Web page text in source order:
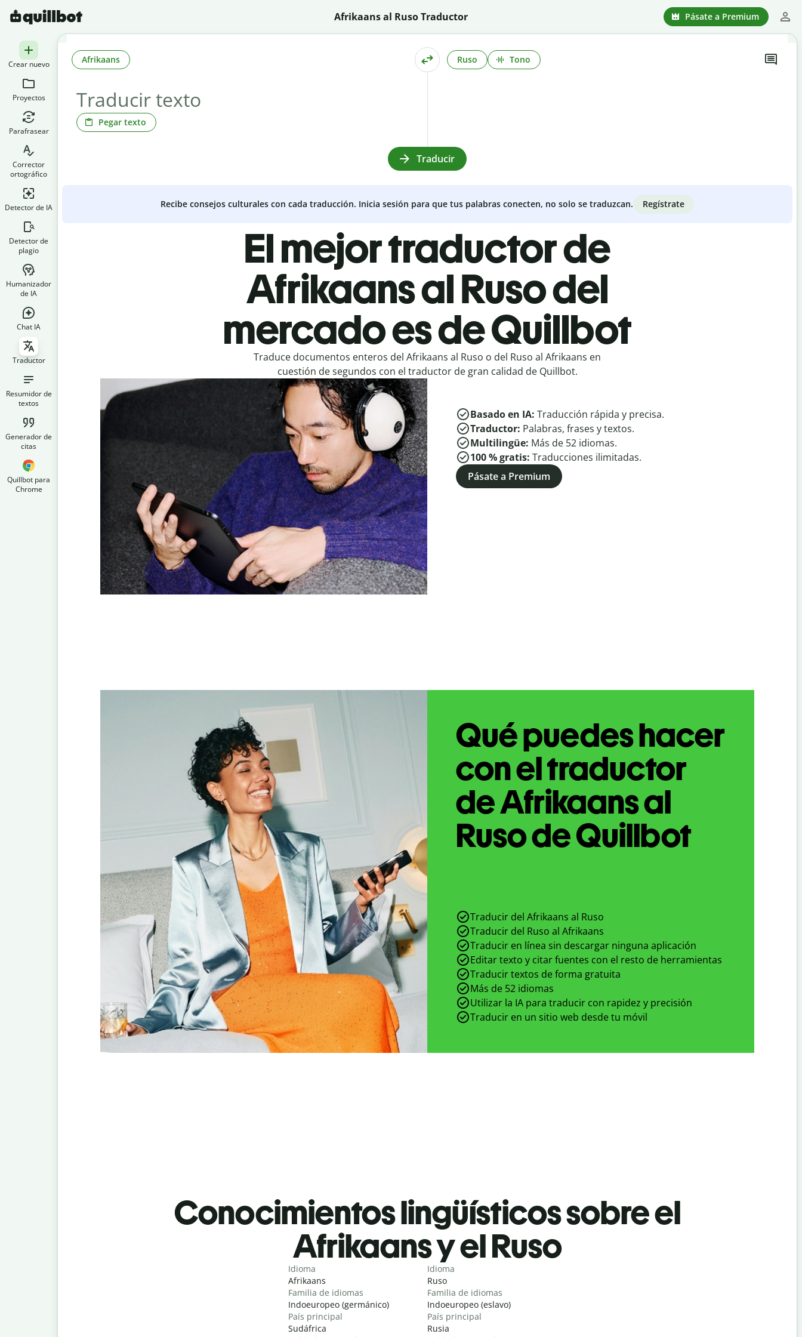
Afrikaans al Ruso Traductor Pásate a Premium
Crear nuevo
Proyectos
Parafrasear
Corrector
ortográfico
Detector de IA
Detector de
plagio
Humanizador
de IA
Chat IA
Traductor
Resumidor de
textos
Generador de
citas
Quillbot para
Chrome
Pegar texto
Afrikaans Ruso Tono
Traducir
Recibe consejos culturales con cada traducción. Inicia sesión para que tus palabras conecten, no solo se traduzcan. Regístrate
El mejor traductor de
Afrikaans al Ruso del
mercado es de Quillbot
Traduce documentos enteros del Afrikaans al Ruso o del Ruso al Afrikaans en
cuestión de segundos con el traductor de gran calidad de Quillbot.
Basado en IA: Traducción rápida y precisa.
Traductor: Palabras, frases y textos.
Multilingüe: Más de 52 idiomas.
100 % gratis: Traducciones ilimitadas.
Pásate a Premium
Qué puedes hacer
con el traductor
de Afrikaans al
Ruso de Quillbot
Traducir del Afrikaans al Ruso
Traducir del Ruso al Afrikaans
Traducir en línea sin descargar ninguna aplicación
Editar texto y citar fuentes con el resto de herramientas
Traducir textos de forma gratuita
Más de 52 idiomas
Utilizar la IA para traducir con rapidez y precisión
Traducir en un sitio web desde tu móvil
Conocimientos lingüísticos sobre el
Afrikaans y el Ruso
Idioma
Afrikaans
Familia de idiomas
Indoeuropeo (germánico)
País principal
Sudáfrica
Idioma
Ruso
Familia de idiomas
Indoeuropeo (eslavo)
País principal
Rusia